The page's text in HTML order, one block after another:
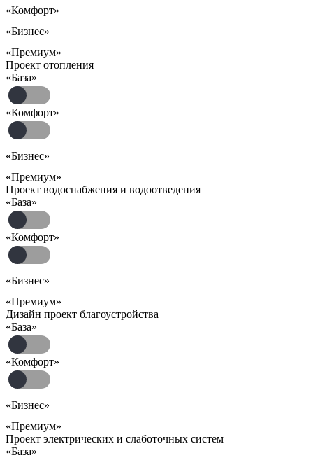
«Комфорт»
«Бизнес»
«Премиум»
Проект отопления
«База»
«Комфорт»
«Бизнес»
«Премиум»
Проект водоснабжения и водоотведения
«База»
«Комфорт»
«Бизнес»
«Премиум»
Дизайн проект благоустройства
«База»
«Комфорт»
«Бизнес»
«Премиум»
Проект электрических и слаботочных систем
«База»